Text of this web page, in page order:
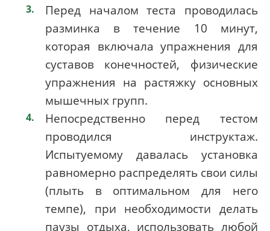
Перед началом теста проводилась
разминка в течение 10 минут,
которая включала упражнения для
суставов конечностей, физические
упражнения на растяжку основных
мышечных групп.
Непосредственно перед тестом
проводился инструктаж.
Испытуемому давалась установка
равномерно распределять свои силы
(плыть в оптимальном для него
темпе), при необходимости делать
паузы отдыха, использовать любой